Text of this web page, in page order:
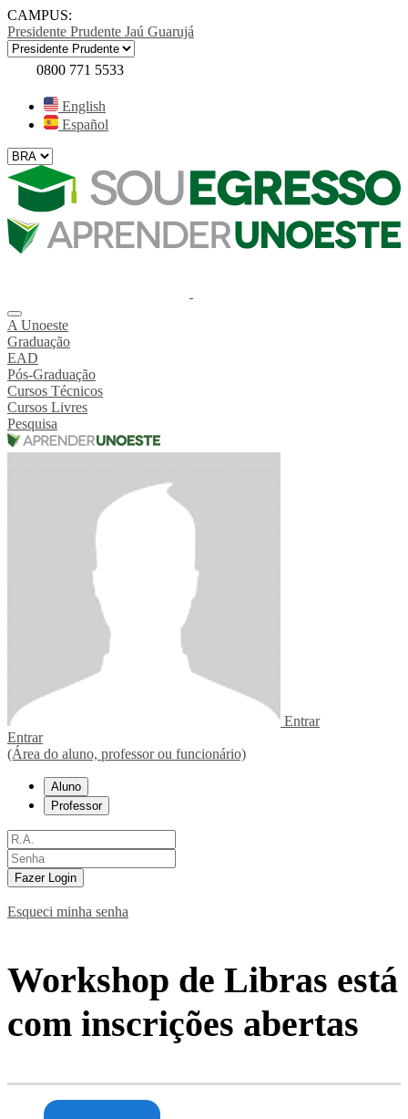
CAMPUS:
Presidente Prudente Jaú Guarujá
0800 771 5533
English
Español
A Unoeste
Graduação
EAD
Pós-Graduação
Cursos Técnicos
Cursos Livres
Pesquisa
Entrar
Entrar
(Área do aluno, professor ou funcionário)
Aluno
Professor
Fazer Login
Esqueci minha senha
Workshop de Libras está
com inscrições abertas